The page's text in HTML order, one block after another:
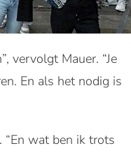
vervolgt Mauer. “Je
En als het nodig is
wat ben ik trots